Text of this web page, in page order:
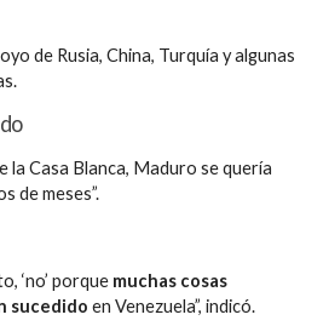
de Rusia, China, Turquía y algunas
la Casa Blanca, Maduro se quería
de meses”.
‘no’ porque muchas cosas
sucedido en Venezuela”, indicó.